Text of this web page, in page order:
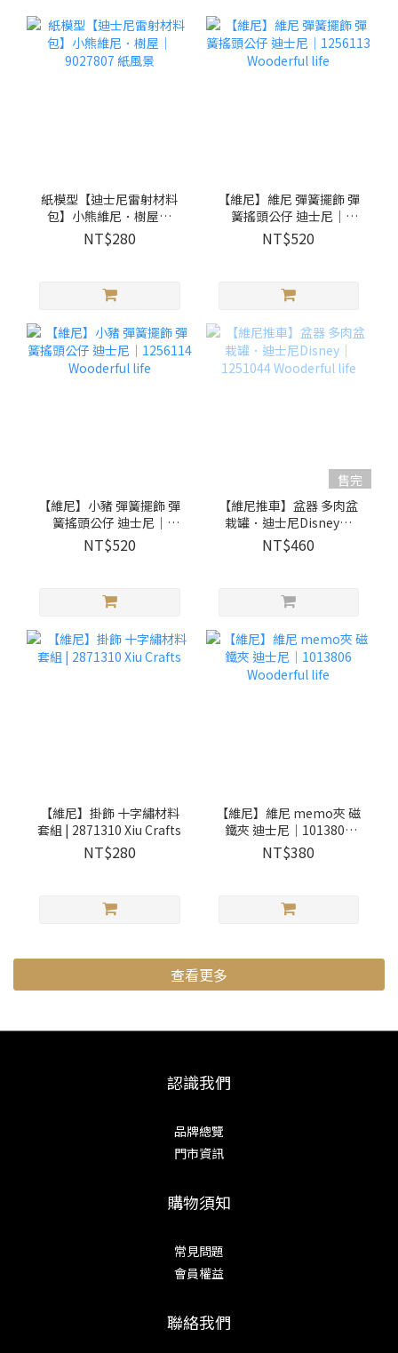
紙模型【迪士尼雷射材料
包】小熊維尼．樹屋｜
9027807 紙風景
NT$280
【維尼】維尼 彈簧擺飾 彈
簧搖頭公仔 迪士尼｜
1256113 Wooderful life
NT$520
【維尼】小豬 彈簧擺飾 彈
簧搖頭公仔 迪士尼｜
1256114 Wooderful life
NT$520
售完
【維尼推車】盆器 多肉盆
栽罐．迪士尼Disney｜
1251044 Wooderful life
NT$460
【維尼】掛飾 十字繡材料
套組 | 2871310 Xiu Crafts
NT$280
【維尼】維尼 memo夾 磁
鐵夾 迪士尼｜1013806
Wooderful life
NT$380
查看更多
認識我們
品牌總覽
門市資訊
購物須知
常見問題
會員權益
聯絡我們